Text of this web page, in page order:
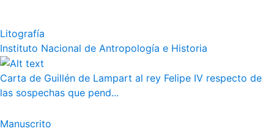
Litografía
Instituto Nacional de Antropología e Historia
Carta de Guillén de Lampart al rey Felipe IV respecto de
las sospechas que pend...
Manuscrito